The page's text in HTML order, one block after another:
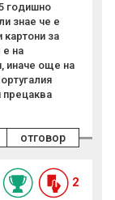
годишно
знае че е
за
е на
иначе още на
отговор
2